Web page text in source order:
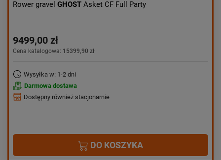
Rower gravel GHOST Asket CF Full Party
9499,00 zł
Cena katalogowa: 15399,90 zł
Wysyłka w: 1-2 dni
Darmowa dostawa
Dostępny również stacjonarnie
DO KOSZYKA